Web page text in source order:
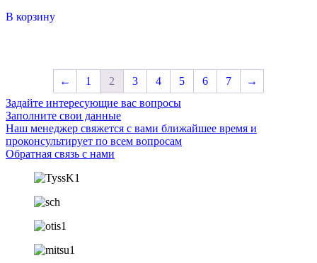
В корзину
← 1 2 3 4 5 6 7
→
Задайте интересующие вас вопросы
Заполните свои данные
Наш менеджер свяжется с вами ближайшее время и
проконсультирует по всем вопросам
Обратная связь с нами